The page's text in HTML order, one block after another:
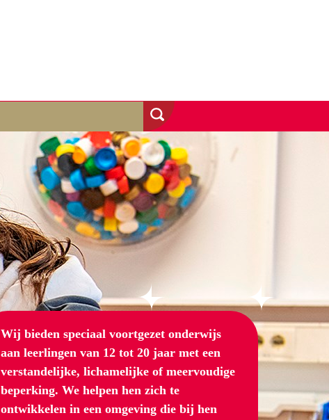
Wij bieden speciaal voortgezet onderwijs
aan leerlingen van 12 tot 20 jaar met een
verstandelijke, lichamelijke of meervoudige
beperking. We helpen hen zich te
ontwikkelen in een omgeving die bij hen